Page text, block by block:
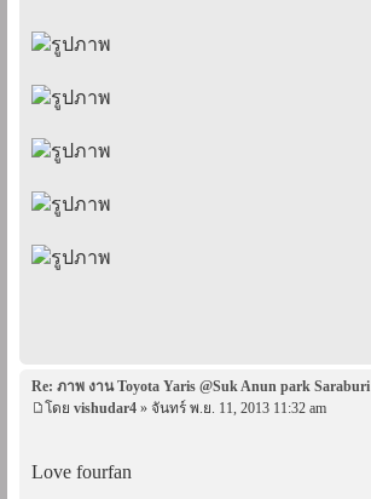
Re: ภาพ งาน Toyota Yaris @Suk Anun park Saraburi
โดย vishudar4 » จันทร์ พ.ย. 11, 2013 11:32 am
Love fourfan